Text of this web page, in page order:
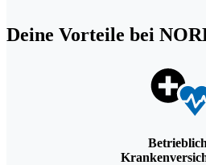
en en en en en
Deine Vorteile bei